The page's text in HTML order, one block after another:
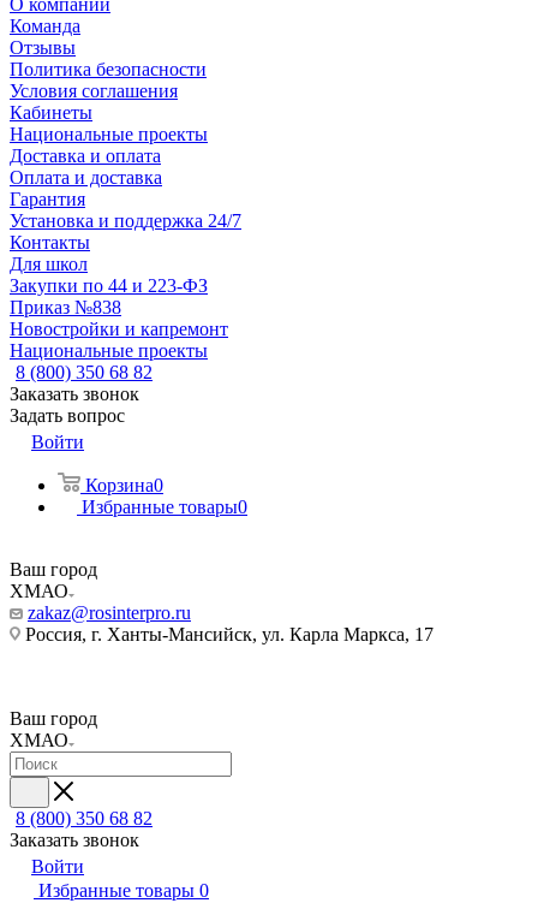
О компании
Команда
Отзывы
Политика безопасности
Условия соглашения
Кабинеты
Национальные проекты
Доставка и оплата
Оплата и доставка
Гарантия
Установка и поддержка 24/7
Контакты
Для школ
Закупки по 44 и 223-ФЗ
Приказ №838
Новостройки и капремонт
Национальные проекты
8 (800) 350 68 82
Заказать звонок
Задать вопрос
Войти
Корзина0
Избранные товары0
Ваш город
ХМАО
zakaz@rosinterpro.ru
Россия, г. Ханты-Мансийск, ул. Карла Маркса, 17
Ваш город
ХМАО
8 (800) 350 68 82
Заказать звонок
Войти
Избранные товары 0